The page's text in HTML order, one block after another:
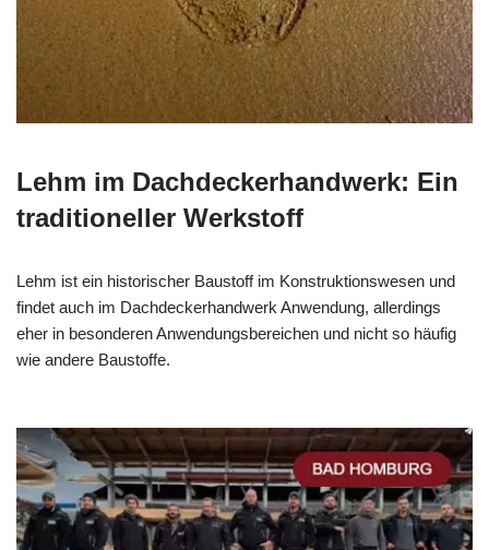
Lehm im Dachdeckerhandwerk: Ein
traditioneller Werkstoff
Lehm ist ein historischer Baustoff im Konstruktionswesen und
findet auch im Dachdeckerhandwerk Anwendung, allerdings
eher in besonderen Anwendungsbereichen und nicht so häufig
wie andere Baustoffe.